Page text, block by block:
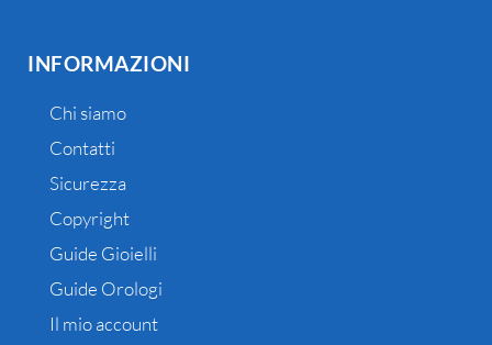
INFORMAZIONI
Chi siamo
Contatti
Sicurezza
Copyright
Guide Gioielli
Guide Orologi
Il mio account